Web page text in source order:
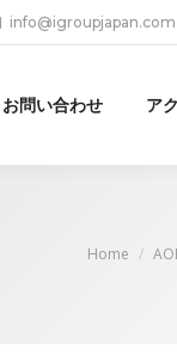
info@igroupjapan.com
お問い合わせ ア
You are
Home